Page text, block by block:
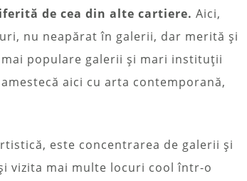
de cea din alte cartiere. Aici,
nu neapărat în galerii, dar merită și
populare galerii și mari instituții
aici cu arta contemporană,
este concentrarea de galerii și
vizita mai multe locuri cool într-o